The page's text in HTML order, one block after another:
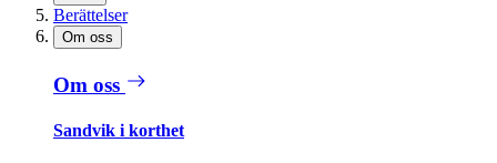
Berättelser
Om oss
Om oss
Sandvik i korthet